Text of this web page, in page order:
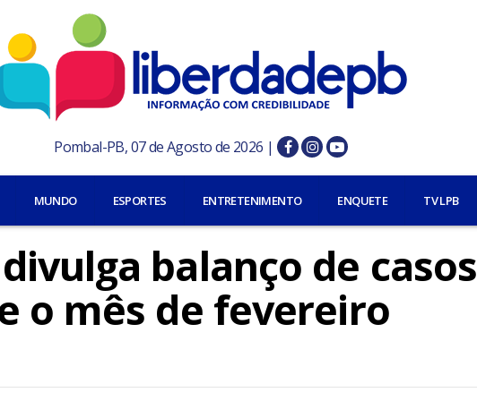
Pombal-PB, 07 de Agosto de 2026 |
MUNDO ESPORTES ENTRETENIMENTO ENQUETE TV LPB
balanço de casos
o mês de fevereiro